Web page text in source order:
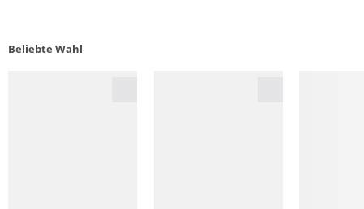
Beliebte Wahl